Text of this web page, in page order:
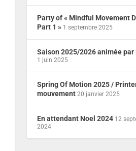
Party of « Mindful Movement
Part 1 » 1 septembre 2025
Saison 2025/2026 animée par
1 juin 2025
Spring Of Motion 2025 /
mouvement 20 janvier 2025
En attendant Noel 2024 12
2024